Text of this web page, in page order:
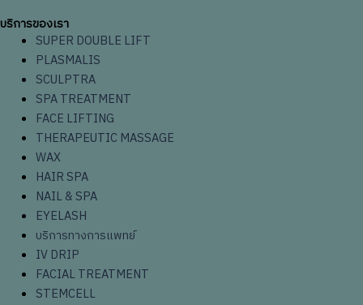
บริการของเรา
SUPER DOUBLE LIFT
PLASMALIS
SCULPTRA
SPA TREATMENT
FACE LIFTING
THERAPEUTIC MASSAGE
WAX
HAIR SPA
NAIL & SPA
EYELASH
บริการทางการแพทย์
IV DRIP
FACIAL TREATMENT
STEMCELL